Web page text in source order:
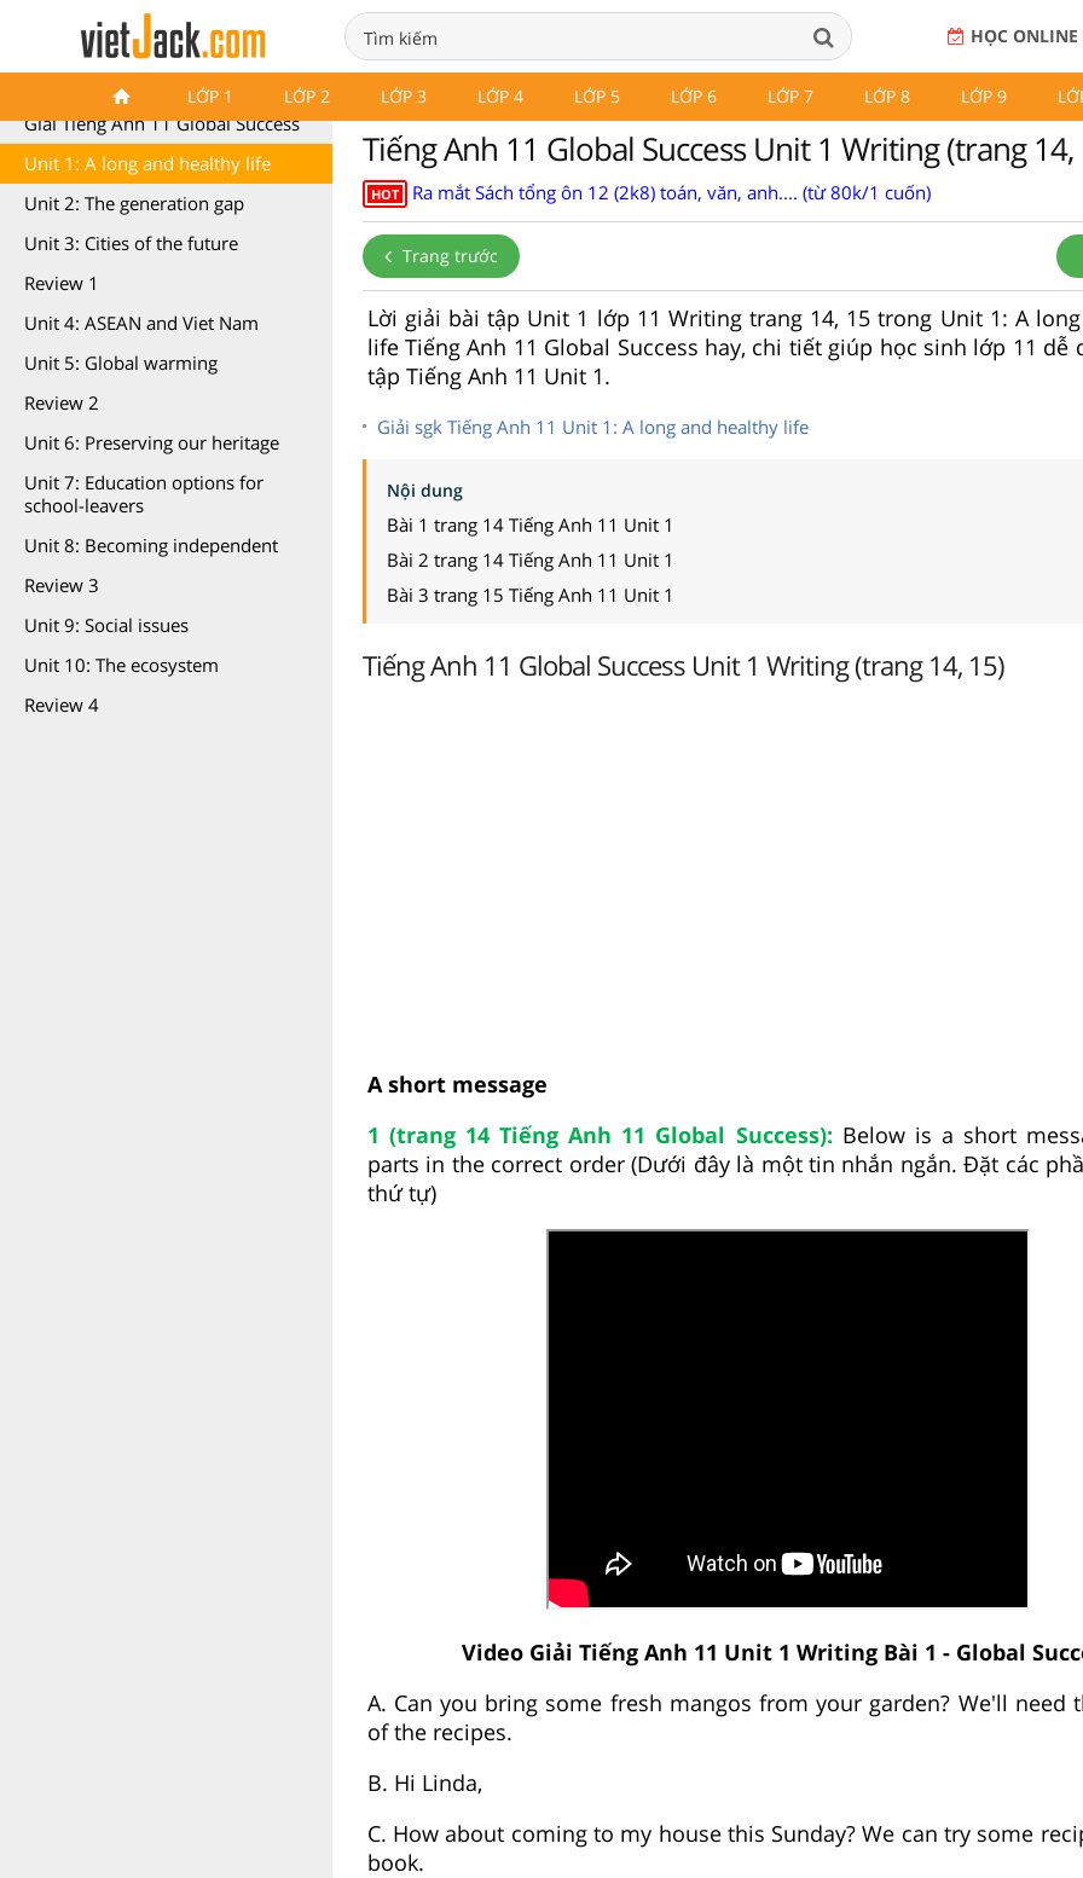
HỌC ONLINE
LỚP 1 LỚP 2 LỚP 3 LỚP 4 LỚP 5 LỚP 6 LỚP 7 LỚP 8 LỚP 9
Tiếng Anh 11 Global Success
Giải Tiếng Anh 11 Global Success
Unit 1: A long and healthy life
Unit 2: The generation gap
Unit 3: Cities of the future
Review 1
Unit 4: ASEAN and Viet Nam
Unit 5: Global warming
Review 2
Unit 6: Preserving our heritage
Unit 7: Education options for
school-leavers
Unit 8: Becoming independent
Review 3
Unit 9: Social issues
Unit 10: The ecosystem
Review 4
Tiếng Anh 11 Global Success Unit 1 Writing (trang 14,
HOT Ra mắt Sách tổng ôn 12 (2k8) toán, văn, anh.... (từ 80k/1 cuốn)
Trang trước
Lời giải bài tập Unit 1 lớp 11 Writing trang 14, 15 trong Unit 1: A
life Tiếng Anh 11 Global Success hay, chi tiết giúp học sinh lớp 11 dễ
tập Tiếng Anh 11 Unit 1.
Giải sgk Tiếng Anh 11 Unit 1: A long and healthy life
Nội dung
Bài 1 trang 14 Tiếng Anh 11 Unit 1
Bài 2 trang 14 Tiếng Anh 11 Unit 1
Bài 3 trang 15 Tiếng Anh 11 Unit 1
Tiếng Anh 11 Global Success Unit 1 Writing (trang 14, 15)
A short message
1 (trang 14 Tiếng Anh 11 Global Success): Below is a short
parts in the correct order (Dưới đây là một tin nhắn ngắn. Đặt các
thứ tự)
Video Giải Tiếng Anh 11 Unit 1 Writing Bài 1 - Global
A. Can you bring some fresh mangos from your garden? We'll need
of the recipes.
B. Hi Linda,
C. How about coming to my house this Sunday? We can try some
book.